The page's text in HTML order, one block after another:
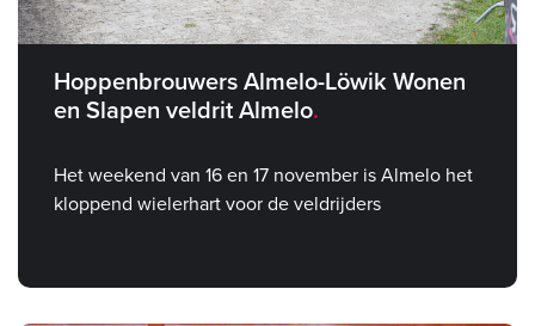
Hoppenbrouwers Almelo-Löwik Wonen
en Slapen veldrit Almelo
Het weekend van 16 en 17 november is Almelo het
kloppend wielerhart voor de veldrijders